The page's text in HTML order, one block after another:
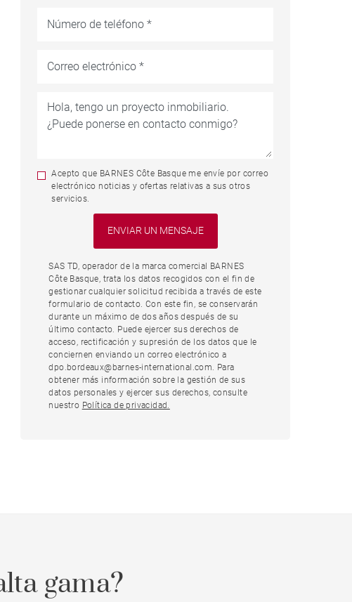
Acepto que BARNES Côte Basque me envíe por correo
electrónico noticias y ofertas relativas a sus otros
servicios.
SAS TD, operador de la marca comercial BARNES
Côte Basque, trata los datos recogidos con el fin de
gestionar cualquier solicitud recibida a través de este
formulario de contacto. Con este fin, se conservarán
durante un máximo de dos años después de su
último contacto. Puede ejercer sus derechos de
acceso, rectificación y supresión de los datos que le
conciernen enviando un correo electrónico a
dpo.bordeaux@barnes-international.com. Para
obtener más información sobre la gestión de sus
datos personales y ejercer sus derechos, consulte
nuestro Política de privacidad.
gama?